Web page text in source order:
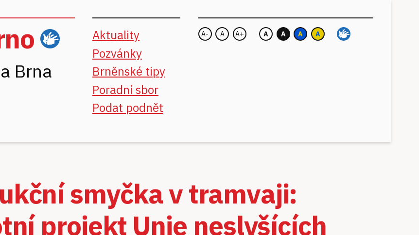
ČZJ
Brna
Aktuality
Pozvánky
Brněnské tipy
Poradní sbor
Podat podnět
Velikost písma:
A- A A+
Barva pozadí:
A A A A
smyčka v tramvaji:
projekt Unie neslyšících